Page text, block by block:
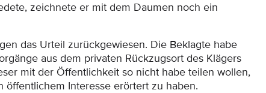
zeichnete er mit dem Daumen noch ein
das Urteil zurückgewiesen. Die Beklagte habe
aus dem privaten Rückzugsort des Klägers
mit der Öffentlichkeit so nicht habe teilen wollen,
Interesse erörtert zu haben.